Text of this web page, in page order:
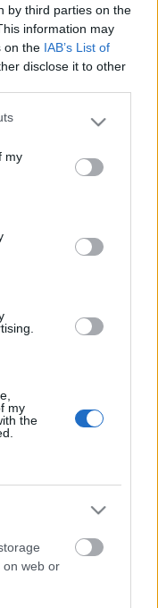
by third parties on the
information may
on the IAB’s List of
disclose it to other
or more Google
You may click to
in below Google
my
my
the
on web or
ventilazione e la
volte in manuale per
effetti non ho mai
la ventilazione evita
rotture.
in nuova